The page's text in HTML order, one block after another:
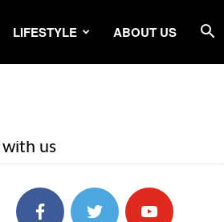
LIFESTYLE ABOUT US
with us